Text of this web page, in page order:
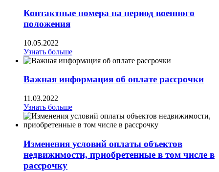
Контактные номера на период военного
положения
10.05.2022
Узнать больше
Важная информация об оплате рассрочки
11.03.2022
Узнать больше
Изменения условий оплаты объектов
недвижимости, приобретенные в том числе в
рассрочку